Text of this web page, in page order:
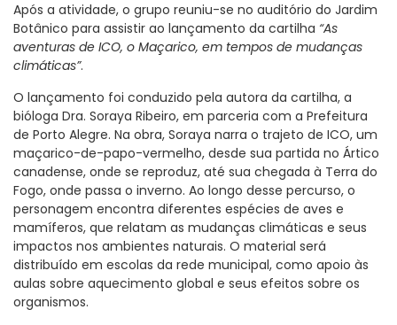
Após a atividade, o grupo reuniu-se no auditório do Jardim
Botânico para assistir ao lançamento da cartilha “As
aventuras de ICO, o Maçarico, em tempos de mudanças
climáticas”.
O lançamento foi conduzido pela autora da cartilha, a
bióloga Dra. Soraya Ribeiro, em parceria com a Prefeitura
de Porto Alegre. Na obra, Soraya narra o trajeto de ICO, um
maçarico-de-papo-vermelho, desde sua partida no Ártico
canadense, onde se reproduz, até sua chegada à Terra do
Fogo, onde passa o inverno. Ao longo desse percurso, o
personagem encontra diferentes espécies de aves e
mamíferos, que relatam as mudanças climáticas e seus
impactos nos ambientes naturais. O material será
distribuído em escolas da rede municipal, como apoio às
aulas sobre aquecimento global e seus efeitos sobre os
organismos.